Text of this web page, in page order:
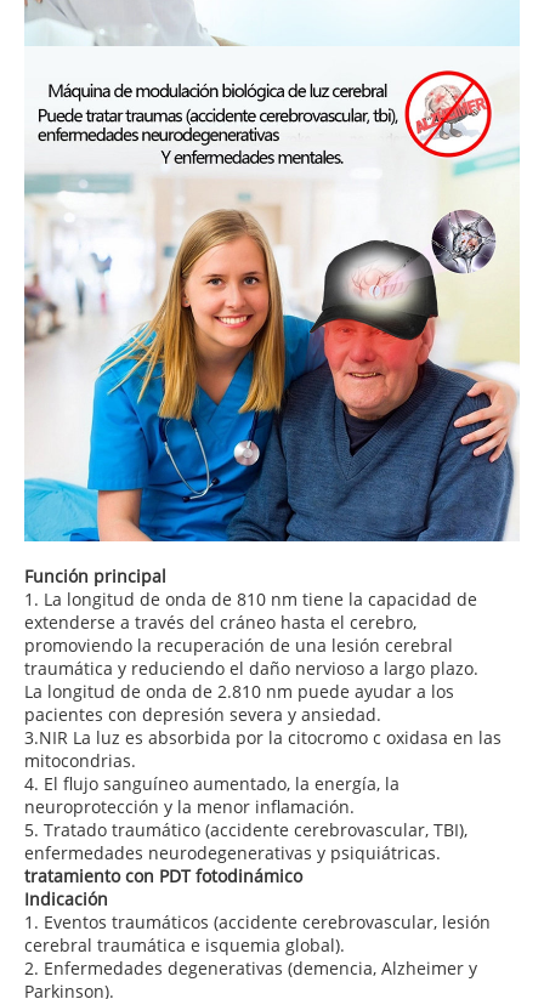
Función principal
1. La longitud de onda de 810 nm tiene la capacidad de
extenderse a través del cráneo hasta el cerebro,
promoviendo la recuperación de una lesión cerebral
traumática y reduciendo el daño nervioso a largo plazo.
La longitud de onda de 2.810 nm puede ayudar a los
pacientes con depresión severa y ansiedad.
3.NIR La luz es absorbida por la citocromo c oxidasa en las
mitocondrias.
4. El flujo sanguíneo aumentado, la energía, la
neuroprotección y la menor inflamación.
5. Tratado traumático (accidente cerebrovascular, TBI),
enfermedades neurodegenerativas y psiquiátricas.
tratamiento con PDT fotodinámico
Indicación
1. Eventos traumáticos (accidente cerebrovascular, lesión
cerebral traumática e isquemia global).
2. Enfermedades degenerativas (demencia, Alzheimer y
Parkinson).